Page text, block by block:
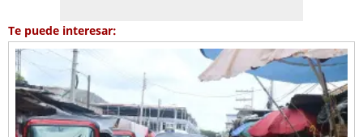
Te puede interesar: